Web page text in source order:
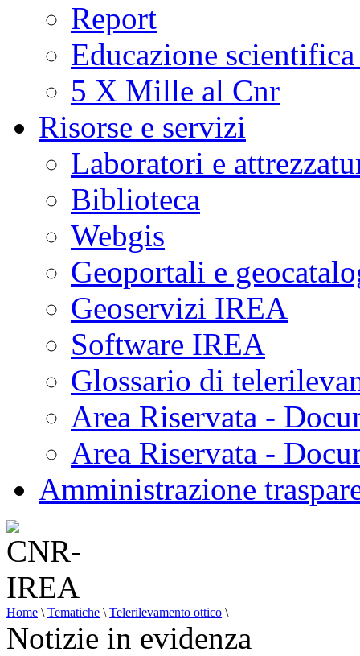
Report
Educazione
5 X Mille al Cnr
Risorse e servizi
Laboratori e
Biblioteca
Webgis
Geoportali e
Geoservizi IREA
Software IREA
Glossario di
Area Riservata -
Area Riservata -
Amministrazione
Home \ Tematiche \ Telerilevamento ottico \
Notizie in evidenza